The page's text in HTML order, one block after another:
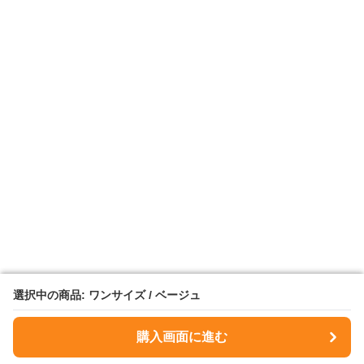
選択中の商品: ワンサイズ / ベージュ
購入画面に進む
選択中の商品: ワンサイズ / ベージュ
購入画面に進む